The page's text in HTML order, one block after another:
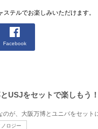
テルでお楽しみいただけます。
Facebook
USJをセットで楽しもう
ロジー